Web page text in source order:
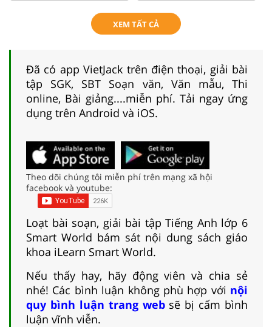
XEM TẤT CẢ
Đã có app VietJack trên điện thoại, giải bài
tập SGK, SBT Soạn văn, Văn mẫu, Thi
online, Bài giảng....miễn phí. Tải ngay ứng
dụng trên Android và iOS.
Theo dõi chúng tôi miễn phí trên mạng xã hội
facebook và youtube:
Loạt bài soạn, giải bài tập Tiếng Anh lớp 6
Smart World bám sát nội dung sách giáo
khoa iLearn Smart World.
Nếu thấy hay, hãy động viên và chia sẻ
nhé! Các bình luận không phù hợp với nội
quy bình luận trang websẽ bị cấm bình
luận vĩnh viễn.